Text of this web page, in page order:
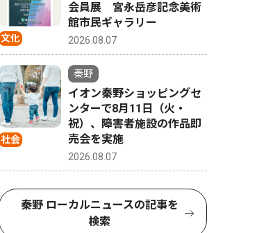
4
文化
会員展 宮永岳彦記念美術
館市民ギャラリー
2026.08.07
社会
秦野
イオン秦野ショッピングセ
ンターで8月11日（火・
祝）、障害者施設の作品即
売会を実施
2026.08.07
秦野 ローカルニュースの記事を
検索